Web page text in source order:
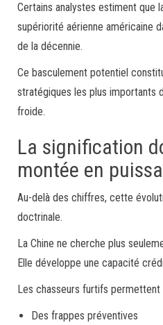
Certains analystes estiment que
supériorité aérienne américaine
de la décennie.
Ce basculement potentiel
stratégiques les plus importants
froide.
La signification
montée en
Au-delà des chiffres, cette
doctrinale.
La Chine ne cherche plus
Elle développe une capacité
Les chasseurs furtifs permettent
Des frappes préventives